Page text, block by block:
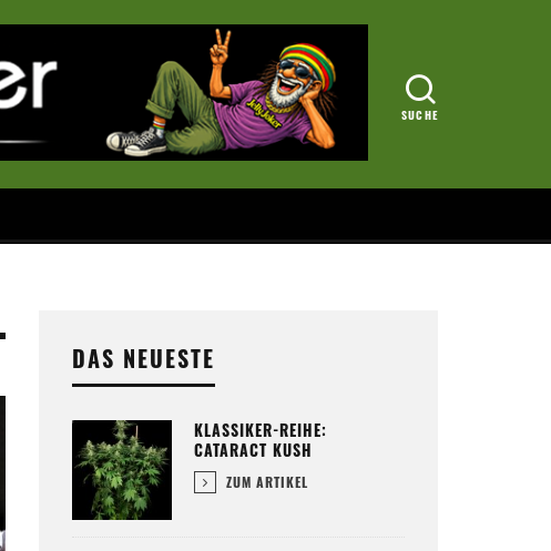
DAS NEUESTE
KLASSIKER-REIHE:
CATARACT KUSH
ZUM ARTIKEL